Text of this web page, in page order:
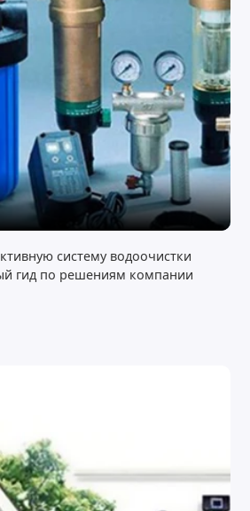
систему водоочистки
гид по решениям компании